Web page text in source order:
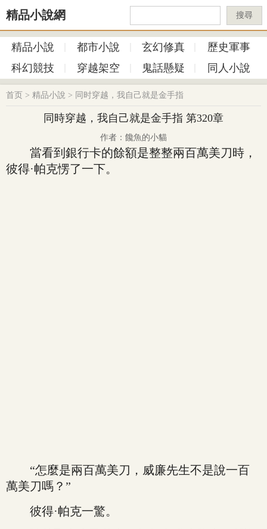
精品小說網 搜尋
精品小說 都市小說 玄幻修真
歷史軍事
科幻競技
穿越架空 鬼話懸疑 同人小說
首页 > 精品小說 > 同时穿越，我自己就是金手指
同時穿越，我自己就是金手指 第320章
作者：饞魚的小貓
當看到銀行卡的餘額是整整兩百萬美刀時，
彼得·帕克愣了一下。
“怎麼是兩百萬美刀，威廉先生不是說一百
萬美刀嗎？”
彼得·帕克一驚。